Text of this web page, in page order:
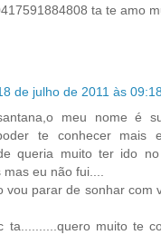
ta te amo
de julho de 2011 às 09:18
meu nome é
te conhecer mais
queria muito ter ido
eu não fui....
vou parar de sonhar com
ta..........quero muito te